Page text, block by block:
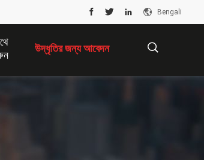
Bengali
উদ্ধৃতির জন্য আবেদন